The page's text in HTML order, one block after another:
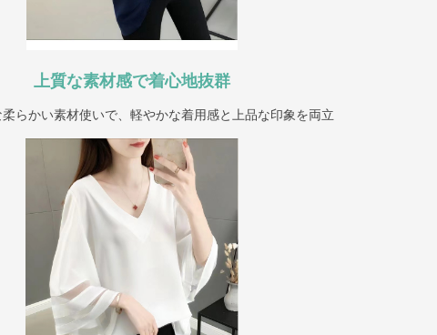
上質な素材感で着心地抜群
らかい素材使いで、軽やかな着用感と上品な印象を両立